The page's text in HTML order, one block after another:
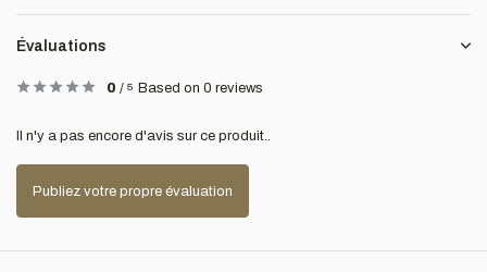
Évaluations
0 / 5 Based on 0 reviews
Il n'y a pas encore d'avis sur ce produit..
Publiez votre propre évaluation